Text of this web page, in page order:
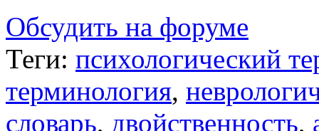
Обсудить на форуме
Теги: психологический
терминология,
словарь, двойственность,